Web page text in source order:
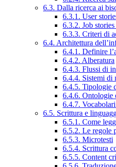
6.3. Dalla ricerca ai
6.3.1. User
6.3.2. Job
6.3.3. Criteri di
6.4. Architettura
6.4.1. Definire
6.4.2. Alberatura
6.4.3. Flussi di
6.4.4. Sistemi di
6.4.5. Tipologie
6.4.6. Ontologie
6.4.7.
6.5. Scrittura e
6.5.1. Come
6.5.2. Le regole
6.5.3. Microtesti
6.5.4. Scrittura
6.5.5. Content